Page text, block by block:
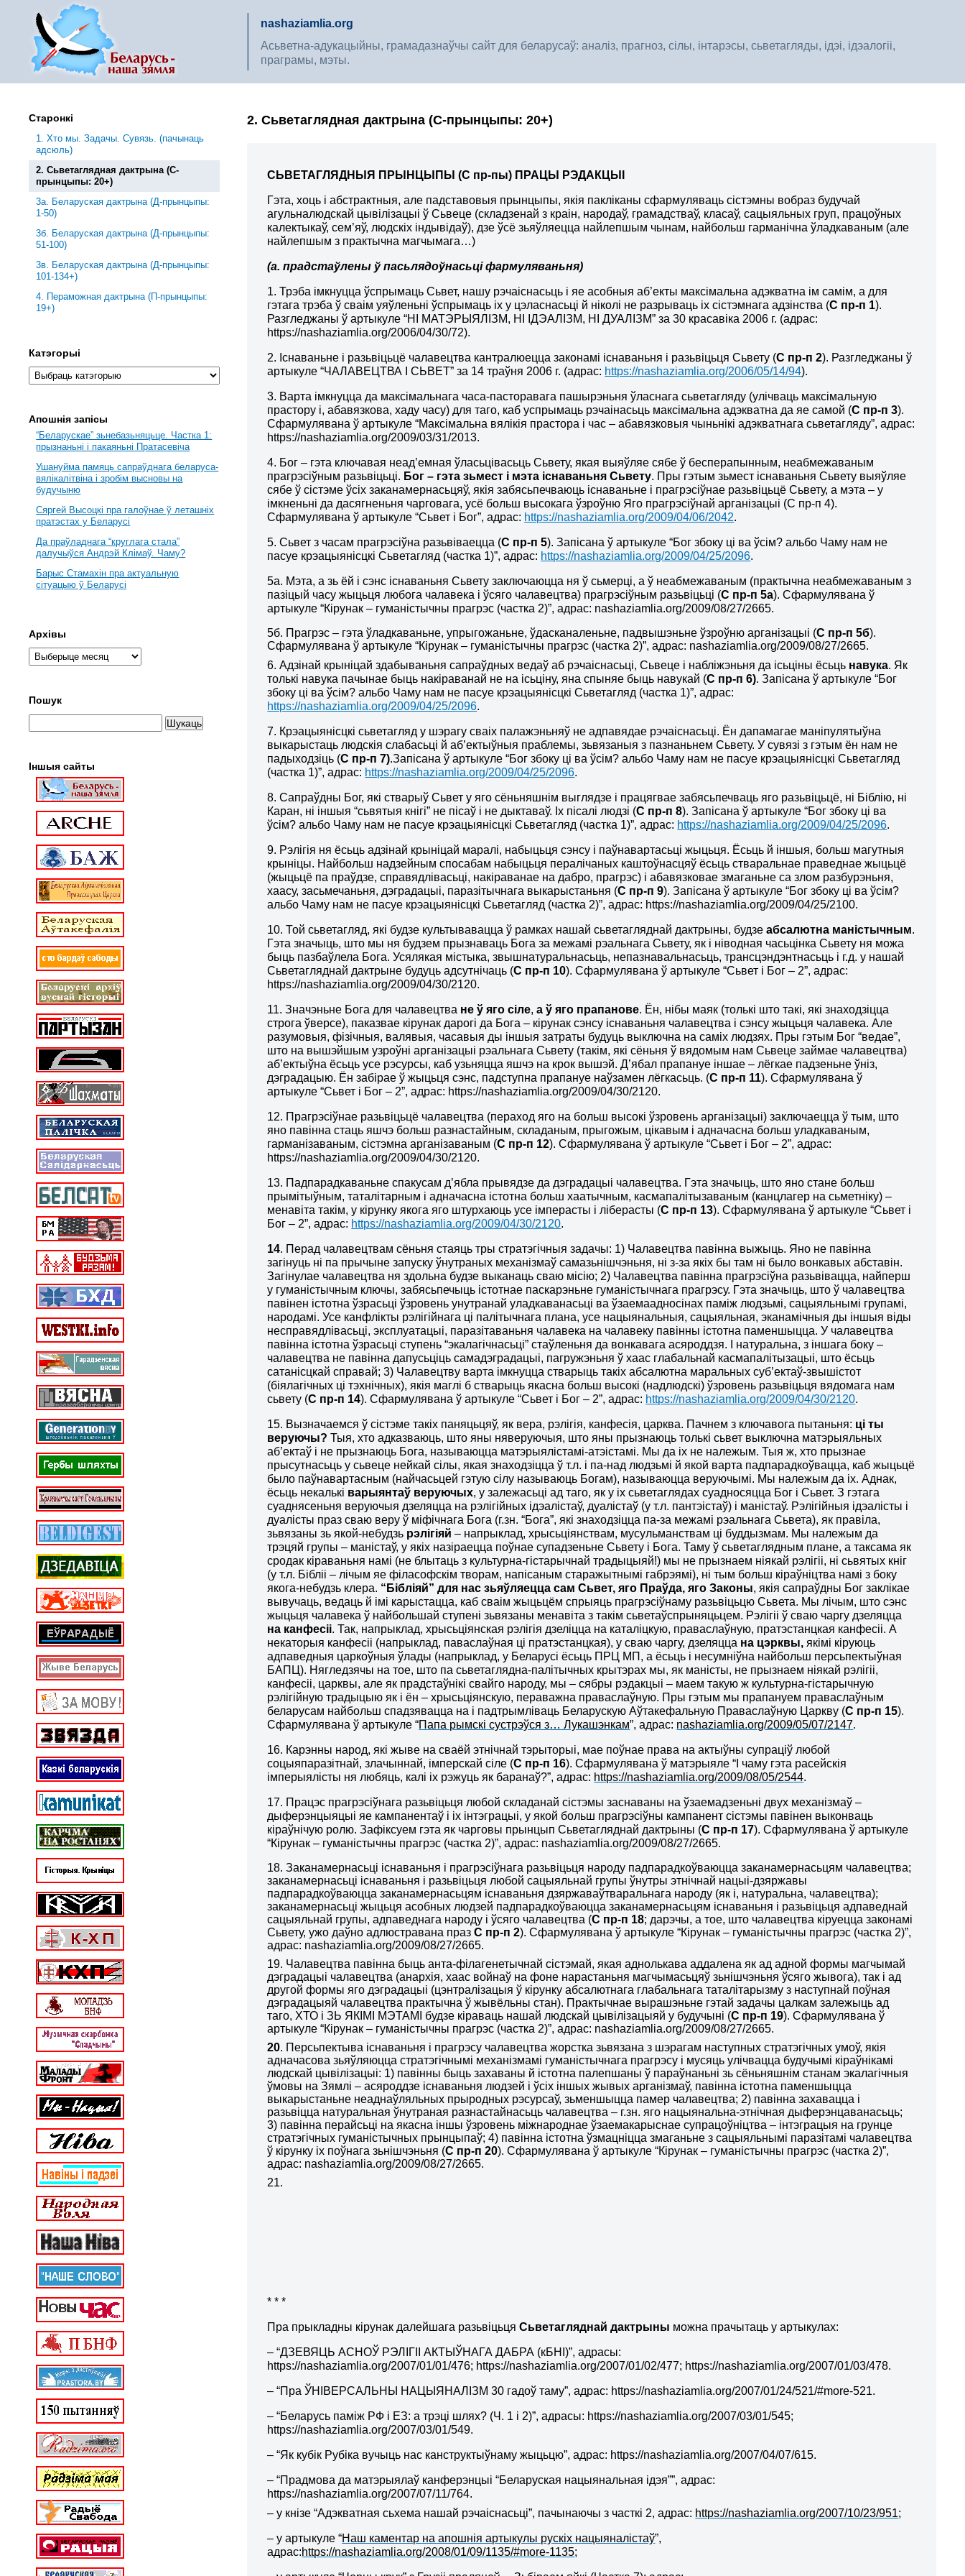
nashaziamlia.org
Асьветна-адукацыйны, грамадазнаўчы сайт для беларусаў: аналіз, прагноз, сілы, інтарэсы, сьветагляды, ідэі, ідэалогіі,
праграмы, мэты.
2. Сьветаглядная дактрына (С-прынцыпы: 20+)
СЬВЕТАГЛЯДНЫЯ ПРЫНЦЫПЫ (С пр-пы) ПРАЦЫ РЭДАКЦЫІ
Гэта, хоць і абстрактныя, але падставовыя прынцыпы, якія пакліканы сфармуляваць сістэмны вобраз будучай
агульналюдскай цывілізацыі ў Сьвеце (складзенай з краін, народаў, грамадстваў, класаў, сацыяльных груп, працоўных
калектыкаў, сем’яў, людскіх індывідаў), дзе ўсё зьяўляецца найлепшым чынам, найбольш гарманічна ўладкаваным (але
найлепшым з практычна магчымага…)
(а. прадстаўлены ў пасьлядоўнасьці фармуляваньня)
1. Трэба імкнуцца ўспрымаць Сьвет, нашу рэчаіснасьць і яе асобныя аб’екты максімальна адэкватна ім самім, а для
гэтага трэба ў сваім уяўленьні ўспрымаць іх у цэласнасьці й ніколі не разрываць іх сістэмнага адзінства (С пр-п 1).
Разгледжаны ў артыкуле “НІ МАТЭРЫЯЛІЗМ, НІ ІДЭАЛІЗМ, НІ ДУАЛІЗМ” за 30 красавіка 2006 г. (адрас:
https://nashaziamlia.org/2006/04/30/72).
2. Існаваньне і разьвіцьцё чалавецтва кантралюецца законамі існаваньня і разьвіцьця Сьвету (С пр-п 2). Разгледжаны ў
артыкуле “ЧАЛАВЕЦТВА І СЬВЕТ” за 14 траўня 2006 г. (адрас: https://nashaziamlia.org/2006/05/14/94).
3. Варта імкнуцца да максімальнага часа-пасторавага пашырэньня ўласнага сьветагляду (улічваць максімальную
прастору і, абавязкова, хаду часу) для таго, каб успрымаць рэчаінасьць максімальна адэкватна да яе самой (С пр-п 3).
Сфармулявана ў артыкуле “Максімальна вялікія прастора і час – абавязковыя чыньнікі адэкватнага сьветагляду”, адрас:
https://nashaziamlia.org/2009/03/31/2013.
4. Бог – гэта ключавая неад’емная ўласьцівасьць Сьвету, якая выяўляе сябе ў бесперапынным, неабмежаваным
прагрэсіўным разьвіцьці. Бог – гэта зьмест і мэта існаваньня Сьвету. Пры гэтымзьмест існаваньня Сьвету выяўляе
сябе ўсістэме ўсіх заканамернасьцяў, якія забясьпечваюць існаваньне і прагрэсіўнае разьвіцьцё Сьвету, а мэта –у
імкненьні да дасягненьня чарговага, усё больш высокага ўзроўню Яго прагрэсіўнай арганізацыі (С пр-п 4).
Сфармулявана ў артыкуле “Сьвет і Бог”, адрас: https://nashaziamlia.org/2009/04/06/2042.
5. Сьвет з часам прагрэсіўна разьвіваецца (С пр-п 5). Запісана ў артыкуле “Бог збоку ці ва ўсім? альбо Чаму нам не
пасуе крэацыянісцкі Сьветагляд (частка 1)”, адрас: https://nashaziamlia.org/2009/04/25/2096.
5а. Мэта, а зь ёй і сэнс існаваньня Сьвету заключаюцца ня ў сьмерці, а ў неабмежаваным (практычна неабмежаваным з
пазіцый часу жыцьця любога чалавека і ўсяго чалавецтва) прагрэсіўным разьвіцьці (С пр-п 5а). Сфармулявана ў
артыкуле “Кірунак – гуманістычны прагрэс (частка 2)”, адрас: nashaziamlia.org/2009/08/27/2665.
5б. Прагрэс – гэта ўладкаваньне, упрыгожаньне, ўдасканаленьне, падвышэньне ўзроўню арганізацыі (С пр-п 5б).
Сфармулявана ў артыкуле “Кірунак – гуманістычны прагрэс (частка 2)”, адрас: nashaziamlia.org/2009/08/27/2665.
6. Адзінай крыніцай здабываньня сапраўдных ведаў аб рэчаіснасьці, Сьвеце і набліжэньня да ісьціны ёсьць навука. Як
толькі навука пачынае быць накіраванай не на ісьціну, яна спыняе быць навукай (С пр-п 6). Запісана ў артыкуле “Бог
збоку ці ва ўсім? альбо Чаму нам не пасуе крэацыянісцкі Сьветагляд (частка 1)”, адрас:
https://nashaziamlia.org/2009/04/25/2096.
7. Крэацыянісцкі сьветагляд у шэрагу сваіх палажэньняў не адпавядае рэчаіснасьці. Ён дапамагае маніпулятыўна
выкарыстаць людскія слабасьці й аб’ектыўныя праблемы, зьвязаныя з пазнаньнем Сьвету. У сувязі з гэтым ён нам не
падыходзіць (С пр-п 7).Запісана ў артыкуле “Бог збоку ці ва ўсім? альбо Чаму нам не пасуе крэацыянісцкі Сьветагляд
(частка 1)”, адрас: https://nashaziamlia.org/2009/04/25/2096.
8. Сапраўдны Бог, які стварыў Сьвет у яго сёньняшнім выглядзе і працягвае забясьпечваць яго разьвіцьцё, ні Біблію, ні
Каран, ні іншыя “сьвятыя кнігі” не пісаў і не дыктаваў. Іх пісалі людзі (С пр-п 8). Запісана ў артыкуле “Бог збоку ці ва
ўсім? альбо Чаму нам не пасуе крэацыянісцкі Сьветагляд (частка 1)”, адрас: https://nashaziamlia.org/2009/04/25/2096.
9. Рэлігія ня ёсьць адзінай крыніцай маралі, набыцьця сэнсу і паўнавартасьці жыцьця. Ёсьць й іншыя, больш магутныя
крыніцы. Найбольш надзейным спосабам набыцьця пералічаных каштоўнасцяў ёсьць стваральнае праведнае жыцьцё
(жыцьцё па праўдзе, справядлівасьці, накіраванае на дабро, прагрэс) і абавязковае змаганьне са злом разбурэньня,
хаасу, засьмечаньня, дэградацыі, паразітычнага выкарыстаньня (С пр-п 9). Запісана ў артыкуле “Бог збоку ці ва ўсім?
альбо Чаму нам не пасуе крэацыянісцкі Сьветагляд (частка 2)”, адрас: https://nashaziamlia.org/2009/04/25/2100.
10. Той сьветагляд, які будзе культывавацца ў рамках нашай сьветагляднай дактрыны, будзеабсалютна маністычным.
Гэта значыць, што мы ня будзем прызнаваць Бога за межамі рэальнага Сьвету, як і ніводная часьцінка Сьвету ня можа
быць пазбаўлела Бога. Усялякая містыка, звышнатуральнасьць, непазнавальнасьць, трансцэндэнтнасьць і г.д. у нашай
Сьветагляднай дактрыне будуць адсутнічаць (С пр-п 10). Сфармулявана ў артыкуле “Сьвет і Бог – 2”, адрас:
https://nashaziamlia.org/2009/04/30/2120.
11. Значэньне Бога для чалавецтва не ў яго сіле,а ў яго прапанове. Ён, нібы маяк (толькі што такі, які знаходзіцца
строга ўверсе), паказвае кірунак дарогі да Бога – кірунак сэнсу існаваньня чалавецтва і сэнсу жыцьця чалавека. Але
разумовыя, фізічныя, валявыя, часавыя ды іншыя затраты будуць выключна на саміх людзях. Пры гэтым Бог “ведае”,
што на вышэйшым узроўні арганізацыі рэальнага Сьвету (такім, які сёньня ў вядомым нам Сьвеце займае чалавецтва)
аб’ектыўна ёсьць усе рэсурсы, каб узьняцца яшчэ на крок вышэй. Д’ябал прапануе іншае – лёгкае падзеньне ўніз,
дэградацыю. Ён забірае ў жыцьця сэнс, падступна прапануе наўзамен лёгкасьць. (С пр-п 11). Сфармулявана ў
артыкуле “Сьвет і Бог – 2”, адрас: https://nashaziamlia.org/2009/04/30/2120.
12. Прагрэсіўнае разьвіцьцё чалавецтва (пераход яго на больш высокі ўзровень арганізацыі) заключаецца ў тым, што
яно павінна стаць яшчэ больш разнастайным, складаным, прыгожым, цікавым і адначасна больш уладкаваным,
гарманізаваным, сістэмна арганізаваным (С пр-п 12). Сфармулявана ў артыкуле “Сьвет і Бог – 2”, адрас:
https://nashaziamlia.org/2009/04/30/2120.
13. Падпарадкаваньне спакусам д’ябла прывядзе да дэградацыі чалавецтва. Гэта значыць, што яно стане больш
прымітыўным, таталітарным і адначасна істотна больш хаатычным, касмапалітызаваным (канцлагер на сьметніку) –
менавіта такім, у кірунку якога яго штурхаюць усе імперасты і ліберасты (С пр-п 13). Сфармулявана ў артыкуле “Сьвет і
Бог – 2”, адрас: https://nashaziamlia.org/2009/04/30/2120.
14. Перад чалавецтвам сёньня стаяць тры стратэгічныя задачы: 1) Чалавецтва павінна выжыць. Яно не павінна
загінуць ні па прычыне запуску ўнутраных механізмаў самазьнішчэньня, ні з-за якіх бы там ні было вонкавых абставін.
Загінулае чалавецтва ня здольна будзе выканаць сваю місію; 2) Чалавецтва павінна прагрэсіўна разьвівацца, найперш
у гуманістычным ключы, забясьпечыць істотнае паскарэньне гуманістычнага прагрэсу. Гэта значыць, што ў чалавецтва
павінен істотна ўзрасьці ўзровень унутранай уладкаванасьці ва ўзаемаадносінах паміж людзьмі, сацыяльнымі групамі,
народамі. Усе канфлікты рэлігійнага ці палітычнага плана, усе нацыянальныя, сацыяльная, эканамічныя ды іншыя віды
несправядлівасьці, эксплуатацыі, паразітаваньня чалавека на чалавеку павінны істотна паменшыцца. У чалавецтва
павінна істотна ўзрасьці ступень “экалагічнасьці” стаўленьня да вонкавага асяроддзя. І натуральна, з іншага боку –
чалавецтва не павінна дапусьціць самадэградацыі, пагружэньня ў хаас глабальнай касмапалітызацыі, што ёсьць
сатанісцкай справай; 3) Чалавецтву варта імкнуцца стварыць такіх абсалютна маральных суб’ектаў-звышістот
(біялагічных ці тэхнічных), якія маглі б стварыць якасна больш высокі (надлюдскі) ўзровень разьвіцьця вядомага нам
сьвету (С пр-п 14). Сфармулявана ў артыкуле “Сьвет і Бог – 2”, адрас: https://nashaziamlia.org/2009/04/30/2120.
15. Вызначаемся ў сістэме такіх паняцьцяў, як вера, рэлігія, канфесія, царква. Пачнем з ключавога пытаньня: ці ты
веруючы?Тыя, хто адказваюць, што яны няверуючыя, што яны прызнаюць толькі сьвет выключна матэрыяльных
аб’ектаў і не прызнаюць Бога, называюцца матэрыялістамі-атэістамі. Мы да іх не належым. Тыя ж, хто прызнае
прысутнасьць у сьвеце нейкай сілы, якая знаходзіцца ў т.л. і па-над людзьмі й якой варта падпарадкоўвацца, каб жыцьцё
было паўнавартасным (найчасьцей гэтую сілу называюць Богам), называюцца веруючымі. Мы належым да іх. Аднак,
ёсьць некалькі варыянтаў веруючых, у залежасьці ад таго, як у іх сьветаглядах суадносяцца Бог і Сьвет. З гэтага
суаднясеньня веруючыя дзеляцца на рэлігійных ідэалістаў, дуалістаў (у т.л. пантэістаў) і маністаў. Рэлігійныя ідэалісты і
дуалісты праз сваю веру ў міфічнага Бога (г.зн. “Бога”, які знаходзіцца па-за межамі рэальнага Сьвета), як правіла,
зьвязаны зь якой-небудзь рэлігіяй – напрыклад, хрысьціянствам, мусульманствам ці буддызмам. Мы належым да
трэцяй групы – маністаў, у якіх назіраецца поўнае супадзеньне Сьвету і Бога. Таму ў сьветаглядным плане, а таксама як
сродак кіраваньня намі (не блытаць з культурна-гістарычнай традыцыяй!) мы не прызнаем ніякай рэлігіі, ні сьвятых кніг
(у т.л. Бібліі – лічым яе філасофскім творам, напісаным старажытнымі габрэямі), ні тым больш кіраўніцтва намі з боку
якога-небудзь клера. “Бібліяй” для нас зьяўляецца сам Сьвет, яго Праўда, яго Законы, якія сапраўдны Бог заклікае
вывучаць, ведаць й імі карыстацца, каб сваім жыцьцём спрыяць прагрэсіўнаму разьвіцьцю Сьвета. Мы лічым, што сэнс
жыцьця чалавека ў найбольшай ступені зьвязаны менавіта з такім сьветаўспрыняцьцем. Рэлігіі ў сваю чаргу дзеляцца
на канфесіі. Так, напрыклад, хрысьціянская рэлігія дзеліцца на каталіцкую, праваслаўную, пратэстанцкая канфесіі. А
некаторыя канфесіі (напрыклад, паваслаўная ці пратэстанцкая), у сваю чаргу, дзеляцца на цэрквы, якімі кіруюць
адпаведныя царкоўныя ўлады (напрыклад, у Беларусі ёсьць ПРЦ МП, а ёсьць і несумніўна найбольш персьпектыўная
БАПЦ). Нягледзячы на тое, што па сьветаглядна-палітычных крытэрах мы, як маністы, не прызнаем ніякай рэлігіі,
канфесіі, царквы, але як прадстаўнікі свайго народу, мы – сябры рэдакцыі – маем такую ж культурна-гістарычную
рэлігійную традыцыю як і ён – хрысьціянскую, пераважна праваслаўную. Пры гэтым мы прапануем праваслаўным
беларусам найбольш спадзявацца на і падтрымліваць Беларускую Аўтакефальную Праваслаўную Царкву (С пр-п 15).
Сфармулявана ў артыкуле “Папа рымскі сустрэўся з… Лукашэнкам”, адрас: nashaziamlia.org/2009/05/07/2147.
16. Карэнны народ, які жыве на сваёй этнічнай тэрыторыі, мае поўнае права на актыўны супраціў любой
соцыяпаразітнай, злачыннай, імперскай сіле (С пр-п 16). Сфармулявана ў матэрыяле “І чаму гэта расейскія
імперыялісты ня любяць, калі іх рэжуць як баранаў?”, адрас: https://nashaziamlia.org/2009/08/05/2544.
17. Працэс прагрэсіўнага разьвіцьця любой складанай сістэмы заснаваны на ўзаемадзеньні двух механізмаў –
дыферэнцыяцыі яе кампанентаў і іх інтэграцыі, у якой больш прагрэсіўны кампанент сістэмы павінен выконваць
кіраўнічую ролю. Зафіксуем гэта як чарговы прынцып Сьветагляднай дактрыны (С пр-п 17). Сфармулявана ў артыкуле
“Кірунак – гуманістычны прагрэс (частка 2)”, адрас: nashaziamlia.org/2009/08/27/2665.
18. Заканамернасьці існаваньня і прагрэсіўнага разьвіцьця народу падпарадкоўваюцца заканамернасьцям чалавецтва;
заканамернасьці існаваньня і разьвіцьця любой сацыяльнай групы ўнутры этнічнай нацыі-дзяржавы
падпарадкоўваюцца заканамернасьцям існаваньня дзяржаваўтваральнага народу (як і, натуральна, чалавецтва);
заканамернасьці жыцьця асобных людзей падпарадкоўваюцца заканамернасьцям існаваньня і разьвіцьця адпаведнай
сацыяльнай групы, адпаведнага народу і ўсяго чалавецтва (С пр-п 18; дарэчы, а тое, што чалавецтва кіруецца законамі
Сьвету, ужо даўно адлюстравана празС пр-п 2). Сфармулявана ў артыкуле “Кірунак – гуманістычны прагрэс (частка 2)”,
адрас: nashaziamlia.org/2009/08/27/2665.
19. Чалавецтва павінна быць анта-філагенетычнай сістэмай, якая аднолькава аддалена як ад адной формы магчымай
дэградацыі чалавецтва (анархія, хаас войнаў на фоне нарастаньня магчымасьцяў зьнішчэньня ўсяго жывога), так і ад
другой формы яго дэградацыі (цэнтралізацыя ў кірунку абсалютнага глабальнага таталітарызму з наступнай поўная
дэградацыяй чалавецтва практычна ў жывёльны стан). Практычнае вырашэньне гэтай задачы цалкам залежыць ад
таго, ХТО і ЗЬ ЯКІМІ МЭТАМІ будзе кіраваць нашай людскай цывілізацыяй у будучыні (С пр-п 19). Сфармулявана ў
артыкуле “Кірунак – гуманістычны прагрэс (частка 2)”, адрас: nashaziamlia.org/2009/08/27/2665.
20. Персьпектыва існаваньня і прагрэсу чалавецтва жорстка зьвязана з шэрагам наступных стратэгічных умоў, якія
адначасова зьяўляюцца стратэгічнымі механізмамі гуманістычнага прагрэсу і мусяць улічвацца будучымі кіраўнікамі
людскай цывілізацыі: 1) павінны быць захаваны й істотна палепшаны ў параўнаньні зь сёньняшнім станам экалагічныя
ўмовы на Зямлі – асяроддзе існаваньня людзей і ўсіх іншых жывых арганізмаў, павінна істотна паменшыцца
выкарыстаньне неаднаўляльных прыродных рэсурсаў, зьменшыцца памер чалавецтва; 2) павінна захавацца і
разьвіцца натуральная ўнутраная разнастайнасьць чалавецтва – г.зн. яго нацыянальна-этнічная дыферэнцаванасьць;
3) павінна перайсьці на якасна іншы ўзровень міжнароднае ўзаемакарыснае супрацоўніцтва – інтэграцыя на грунце
стратэгічных гуманістычных прынцыпаў; 4) павінна істотна ўзмацніцца змаганьне з сацыяльнымі паразітамі чалавецтва
ў кірунку іх поўнага зьнішчэньня (С пр-п 20). Сфармулявана ў артыкуле “Кірунак – гуманістычны прагрэс (частка 2)”,
адрас: nashaziamlia.org/2009/08/27/2665.
21.
* * *
Пра прыкладны кірунак далейшага разьвіцьцяСьветагляднай дактрыны можна прачытаць у артыкулах:
– “ДЗЕВЯЦЬ АСНОЎ РЭЛІГІІ АКТЫЎНАГА ДАБРА (кБНІ)”, адрасы:
https://nashaziamlia.org/2007/01/01/476; https://nashaziamlia.org/2007/01/02/477; https://nashaziamlia.org/2007/01/03/478.
– “Пра ЎНІВЕРСАЛЬНЫ НАЦЫЯНАЛІЗМ 30 гадоў таму”, адрас: https://nashaziamlia.org/2007/01/24/521/#more-521.
– “Беларусь паміж РФ і ЕЗ: а трэці шлях? (Ч. 1 і 2)”, адрасы: https://nashaziamlia.org/2007/03/01/545;
https://nashaziamlia.org/2007/03/01/549.
– “Як кубік Рубіка вучыць нас канструктыўнаму жыцьцю”, адрас: https://nashaziamlia.org/2007/04/07/615.
–“Прадмова да матэрыялаў канферэнцыі “Беларуская нацыянальная ідэя””, адрас:
https://nashaziamlia.org/2007/07/11/764.
– у кнізе “Адэкватная сьхема нашай рэчаіснасьці”, пачынаючы з часткі 2, адрас: https://nashaziamlia.org/2007/10/23/951;
– у артыкуле “Наш каментар на апошнія артыкулы рускіх нацыяналістаў”,
адрас:https://nashaziamlia.org/2008/01/09/1135/#more-1135;
Старонкі
1. Хто мы. Задачы. Сувязь. (пачынаць
адсюль)
2. Сьветаглядная дактрына (С-
прынцыпы: 20+)
3a. Беларуская дактрына (Д-прынцыпы:
1-50)
3б. Беларуская дактрына (Д-прынцыпы:
51-100)
3в. Беларуская дактрына (Д-прынцыпы:
101-134+)
4. Пераможная дактрына (П-прынцыпы:
19+)
Катэгорыі
Апошнія запісы
“Беларускае” зьнебазьняцьце. Частка 1:
прызнаньні і пакаяньні Пратасевіча
Ушануйма памяць сапраўднага беларуса-
вялікалітвіна і зробім высновы на
будучыню
Сяргей Высоцкі пра галоўнае ў леташніх
пратэстах у Беларусі
Да праўладнага “круглага стала”
далучыўся Андрэй Клімаў. Чаму?
Барыс Стамахін пра актуальную
сітуацыю ў Беларусі
Архівы
Пошук
Іншыя сайты